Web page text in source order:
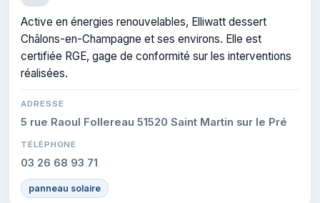
Active en énergies renouvelables, Elliwatt dessert
Châlons-en-Champagne et ses environs. Elle est
certifiée RGE, gage de conformité sur les interventions
réalisées.
ADRESSE
5 rue Raoul Follereau 51520 Saint Martin sur le Pré
TÉLÉPHONE
03 26 68 93 71
panneau solaire